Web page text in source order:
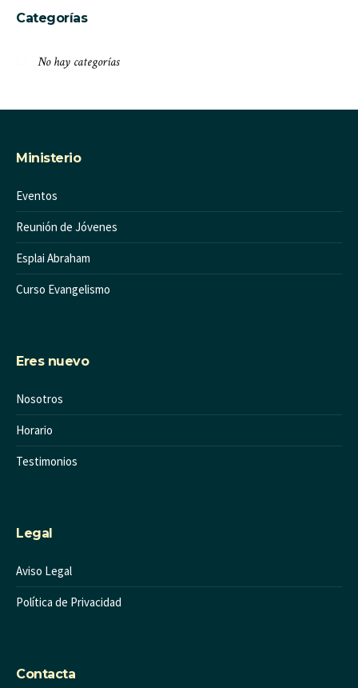
Categorías
No hay categorías
Ministerio
Eventos
Reunión de Jóvenes
Esplai Abraham
Curso Evangelismo
Eres nuevo
Nosotros
Horario
Testimonios
Legal
Aviso Legal
Política de Privacidad
Contacta